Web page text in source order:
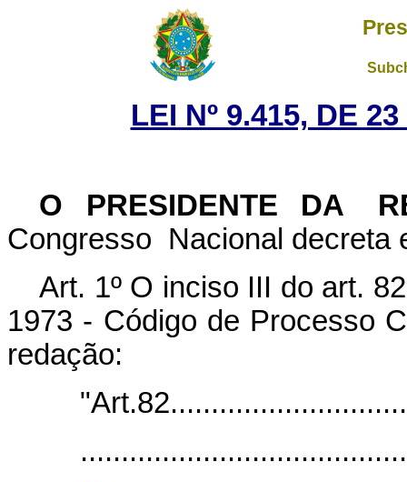
LEI Nº 9.415, DE
O PRESIDENTE DA
Congresso Nacional
Art. 1º O inciso III do art.
1973 - Código de Processo
redação: